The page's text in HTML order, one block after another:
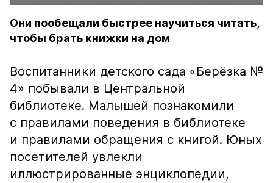
Они пообещали быстрее научиться читать,
чтобы брать книжки на дом
Воспитанники детского сада «Берёзка №
4» побывали в Центральной
библиотеке. Малышей познакомили
с правилами поведения в библиотеке
и правилами обращения с книгой. Юных
посетителей увлекли
иллюстрированные энциклопедии,